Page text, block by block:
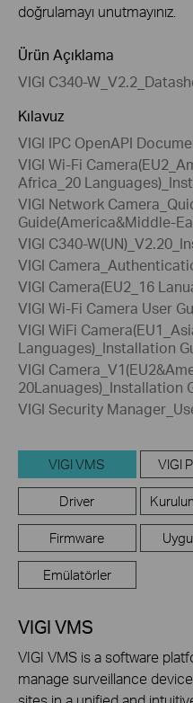
doğrulamayı unutmayınız.
Ürün Açıklama
VIGI C340-
Kılavuz
VIGI IPC OpenAPI
VIGI Wi-Fi
Africa_20
VIGI Network
Guide(America&Middle-
VIGI C340-
VIGI
VIGI Camera(EU2_16
VIGI Wi-Fi Camera User
VIGI WiFi
Languages)_Installation
VIGI
20Lanuages)_Installation
VIGI Security
VIGI VMS VIGI
Driver
Firmware
Emülatörler
VIGI VMS
VIGI VMS is a software
manage surveillance